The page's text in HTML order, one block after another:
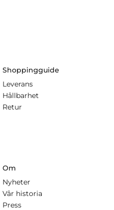
Shoppingguide
Leverans
Hållbarhet
Retur
Om
Nyheter
Vår historia
Press